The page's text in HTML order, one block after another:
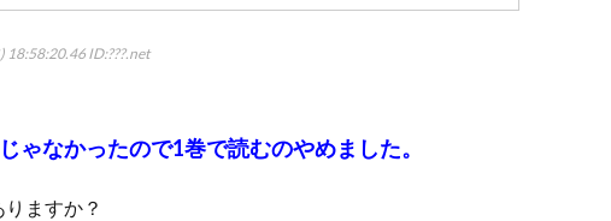
18:58:20.46 ID:???.net
ゃなかったので1巻で読むのやめました。
ますか？